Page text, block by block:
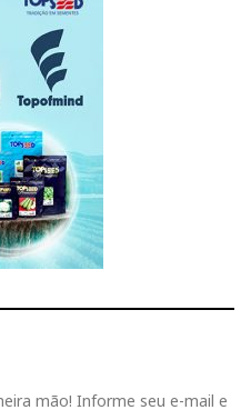
mão! Informe seu e-mail e